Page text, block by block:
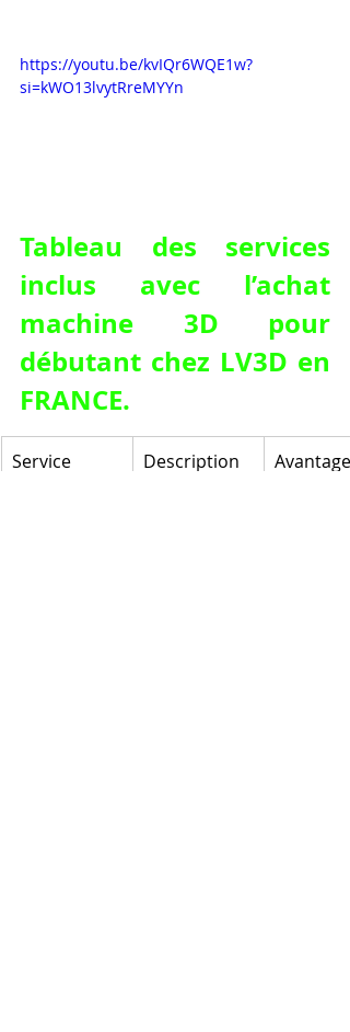
https://youtu.be/kvIQr6WQE1w?
si=kWO13lvytRreMYYn
Tableau des services
inclus avec l’achat
machine 3D pour
débutant chez LV3D en
FRANCE.
Service
Description
Avantage